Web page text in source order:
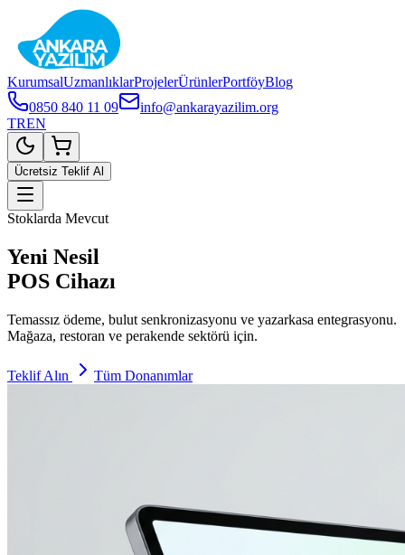
KurumsalUzmanlıklarProjelerÜrünlerPortföyBlog
0850 840 11 09
info@ankarayazilim.org
TREN
Ücretsiz Teklif Al
Stoklarda Mevcut
Yeni Nesil
POS Cihazı
Temassız ödeme, bulut senkronizasyonu ve yazarkasa entegrasyonu.
Mağaza, restoran ve perakende sektörü için.
Teklif Alın Tüm Donanımlar